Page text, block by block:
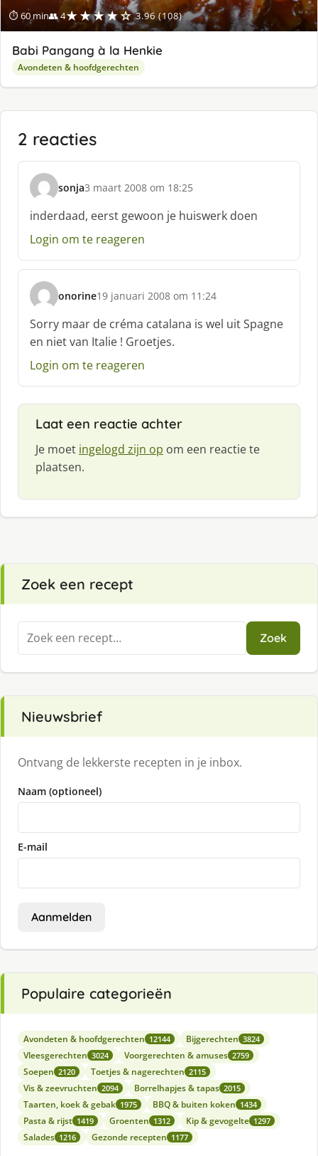
⏱ 60 min👥 4★★★★☆ 3.96 (108)
Babi Pangang à la Henkie
Avondeten & hoofdgerechten
2 reacties
sonja
s
c
h
r
e
f
:
3 maart 2008 om 18:25
inderdaad, eerst gewoon je huiswerk doen
Login om te reageren
onorine
s
c
h
r
e
:
19 januari 2008 om 11:24
Sorry maar de créma catalana is wel uit Spagne
en niet van Italie ! Groetjes.
Login om te reageren
Laat een reactie achter
Je moet ingelogd zijn op om een reactie te
plaatsen.
Zoek een recept
Zoeken
naar:
Zoek
Nieuwsbrief
Ontvang de lekkerste recepten in je inbox.
Naam (optioneel)
E-mail
Aanmelden
Populaire categorieën
Avondeten & hoofdgerechten 12144 Bijgerechten 3824
Vleesgerechten 3024 Voorgerechten & amuses 2759
Soepen 2120 Toetjes & nagerechten 2115
Vis & zeevruchten 2094 Borrelhapjes & tapas 2015
Taarten, koek & gebak 1975 BBQ & buiten koken 1434
Pasta & rijst 1419 Groenten 1312 Kip & gevogelte 1297
Salades 1216 Gezonde recepten 1177